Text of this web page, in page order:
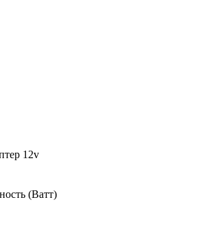
12v
(Ватт)